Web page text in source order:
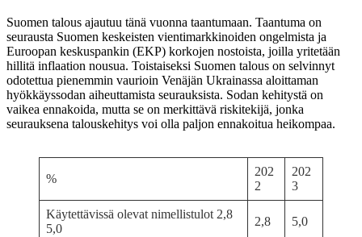
Suomen talous ajautuu tänä vuonna taantumaan. Taantuma on
seurausta Suomen keskeisten vientimarkkinoiden ongelmista ja
Euroopan keskuspankin (EKP) korkojen nostoista, joilla yritetään
hillitä inflaation nousua. Toistaiseksi Suomen talous on selvinnyt
odotettua pienemmin vaurioin Venäjän Ukrainassa aloittaman
hyökkäyssodan aiheuttamista seurauksista. Sodan kehitystä on
vaikea ennakoida, mutta se on merkittävä riskitekijä, jonka
seurauksena talouskehitys voi olla paljon ennakoitua heikompaa.
%
202
2
202
3
Käytettävissä olevat nimellistulot 2,8
5,0
2,8 5,0